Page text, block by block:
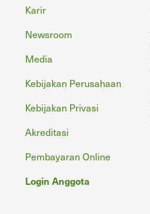
Footer
Karir
Newsroom
Media
Kebijakan Perusahaan
Kebijakan Privasi
Akreditasi
Pembayaran Online
Login Anggota